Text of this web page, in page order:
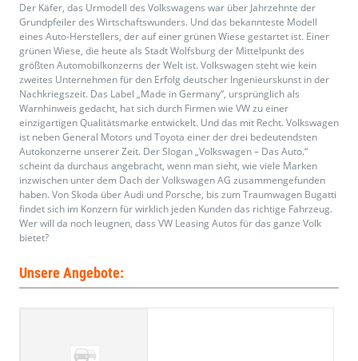
Der Käfer, das Urmodell des Volkswagens war über Jahrzehnte der
Grundpfeiler des Wirtschaftswunders. Und das bekannteste Modell
eines Auto-Herstellers, der auf einer grünen Wiese gestartet ist. Einer
grünen Wiese, die heute als Stadt Wolfsburg der Mittelpunkt des
größten Automobilkonzerns der Welt ist. Volkswagen steht wie kein
zweites Unternehmen für den Erfolg deutscher Ingenieurskunst in der
Nachkriegszeit. Das Label „Made in Germany“, ursprünglich als
Warnhinweis gedacht, hat sich durch Firmen wie VW zu einer
einzigartigen Qualitätsmarke entwickelt. Und das mit Recht. Volkswagen
ist neben General Motors und Toyota einer der drei bedeutendsten
Autokonzerne unserer Zeit. Der Slogan „Volkswagen – Das Auto.“
scheint da durchaus angebracht, wenn man sieht, wie viele Marken
inzwischen unter dem Dach der Volkswagen AG zusammengefunden
haben. Von Skoda über Audi und Porsche, bis zum Traumwagen Bugatti
findet sich im Konzern für wirklich jeden Kunden das richtige Fahrzeug.
Wer will da noch leugnen, dass VW Leasing Autos für das ganze Volk
bietet?
Unsere Angebote: